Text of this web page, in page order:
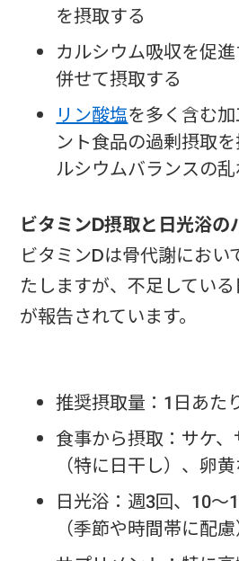
を摂取する
カルシウム吸収を促
併せて摂取する
リン酸塩を多く含む
ント食品の過剰摂取
ルシウムバランスの乱
ビタミンD摂取と日光浴の
ビタミンDは骨代謝におい
たしますが、不足してい
が報告されています。
推奨摂取量：1日あた
食事から摂取：サケ
（特に日干し）、卵
日光浴：週3回、10〜
（季節や時間帯に配慮